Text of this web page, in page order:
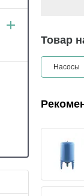
Товар
Насосы